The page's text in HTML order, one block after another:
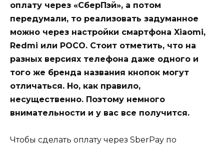
оплату через «СберПэй», а потом
передумали, то реализовать задуманное
можно через настройки смартфона Xiaomi,
Redmi или РОСО. Стоит отметить, что на
разных версиях телефона даже одного и
того же бренда названия кнопок могут
отличаться. Но, как правило,
несущественно. Поэтому немного
внимательности и у вас все получится.
Чтобы сделать оплату через SberPay по